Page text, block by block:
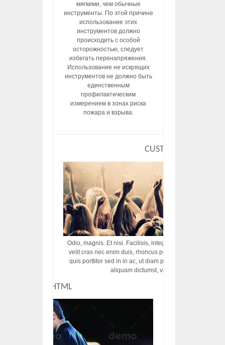
мягкими, чем обычные
инструменты. По этой причине
использование этих
инструментов должно
происходить с особой
осторожностью, следует
избегать перенапряжения.
Использование не искрящих
инструментов не должно быть
единственным
профилактическим
измерением в зонах риска
пожара и взрыва.
CUSTOM HTML
Odio, magnis. Et nisi. Facilisis, integer! Risus augue! Non
velit cras nec enim duis, rhoncus porttitor ac vut rhoncus
quis porttitor sed in in ac, ut diam porttitor odio nunc
aliquam dictumst, vel amet tincidunt
CUSTOM HTML